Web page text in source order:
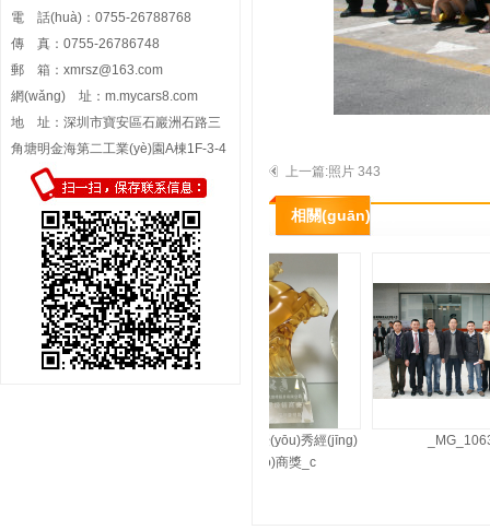
電 話(huà)：0755-26788768
傳 真：0755-26786748
郵 箱： xmrsz@163.com
網(wǎng) 址： m.mycars8.com
地 址：深圳市寶安區石巖洲石路三
角塘明金海第二工業(yè)園A棟1F-3-4
上一篇:照片 343
相關(guān)展示
2013年年度優(yōu)秀經(jīng)
銷(xiāo)商獎_c
_MG_1063